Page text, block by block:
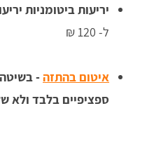
יריעות ביטומניות
ל- 120 ₪
איטום בהתזה -
ספציפיים בלבד ולא